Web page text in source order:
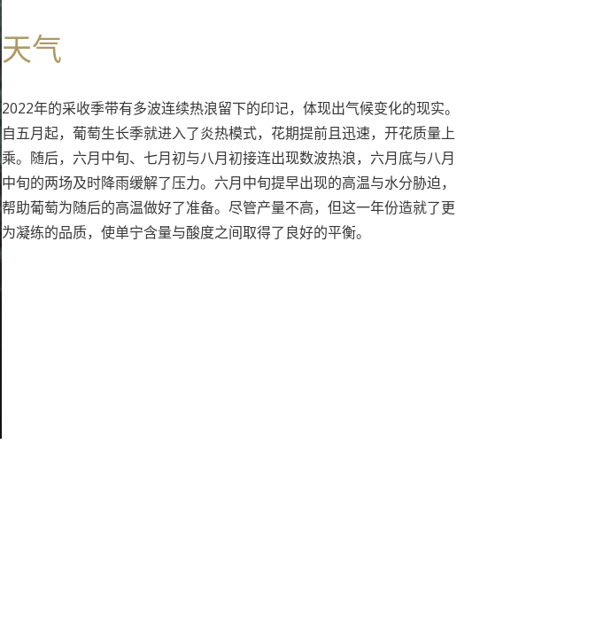
天气
2022年的采收季带有多波连续热浪留下的印记，体现出气候变化的现实。
自五月起，葡萄生长季就进入了炎热模式，花期提前且迅速，开花质量上
乘。随后，六月中旬、七月初与八月初接连出现数波热浪，六月底与八月
中旬的两场及时降雨缓解了压力。六月中旬提早出现的高温与水分胁迫，
帮助葡萄为随后的高温做好了准备。尽管产量不高，但这一年份造就了更
为凝练的品质，使单宁含量与酸度之间取得了良好的平衡。